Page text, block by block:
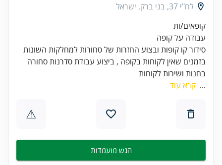
לח"י 37, בני ברק, ישראל
בזמנים שאין לקוחות בקופה , ביצוע עבודת סדרנות סחורה
בחנות ושירות לקוחות
... קרא עוד
⚠
הגש מועמדות